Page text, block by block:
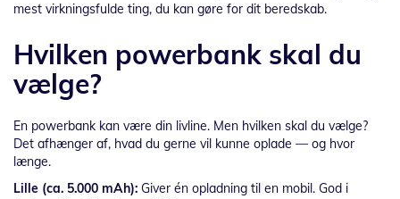
mest virkningsfulde ting, du kan gøre for dit beredskab.
Hvilken powerbank skal du
vælge?
En powerbank kan være din livline. Men hvilken skal du vælge?
Det afhænger af, hvad du gerne vil kunne oplade — og hvor
længe.
Lille (ca. 5.000 mAh): Giver én opladning til en mobil. God i